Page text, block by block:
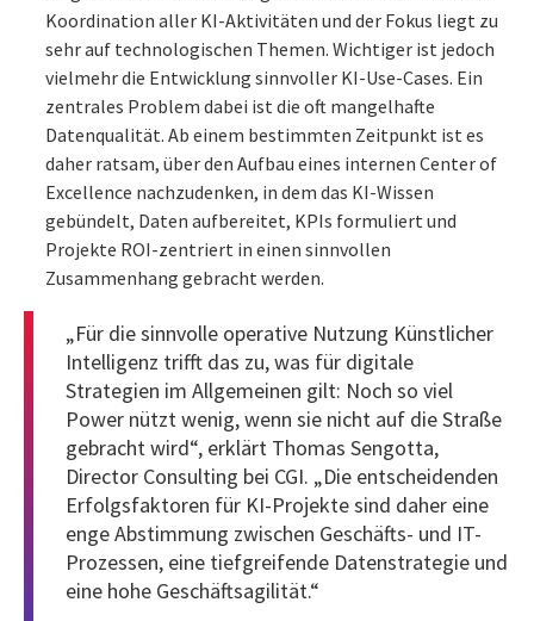
Koordination aller KI-Aktivitäten und der Fokus liegt zu
sehr auf technologischen Themen. Wichtiger ist jedoch
vielmehr die Entwicklung sinnvoller KI-Use-Cases. Ein
zentrales Problem dabei ist die oft mangelhafte
Datenqualität. Ab einem bestimmten Zeitpunkt ist es
daher ratsam, über den Aufbau eines internen Center of
Excellence nachzudenken, in dem das KI-Wissen
gebündelt, Daten aufbereitet, KPIs formuliert und
Projekte ROI-zentriert in einen sinnvollen
Zusammenhang gebracht werden.
„Für die sinnvolle operative Nutzung Künstlicher
Intelligenz trifft das zu, was für digitale
Strategien im Allgemeinen gilt: Noch so viel
Power nützt wenig, wenn sie nicht auf die Straße
gebracht wird“, erklärt Thomas Sengotta,
Director Consulting bei CGI. „Die entscheidenden
Erfolgsfaktoren für KI-Projekte sind daher eine
enge Abstimmung zwischen Geschäfts- und IT-
Prozessen, eine tiefgreifende Datenstrategie und
eine hohe Geschäftsagilität.“